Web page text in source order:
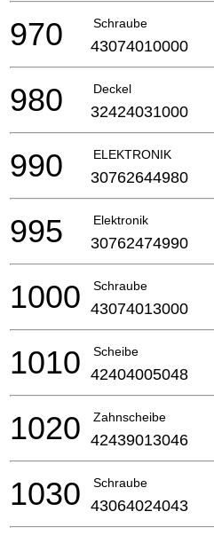
Schraube
970 43074010000
Deckel
980 32424031000
ELEKTRONIK
990 30762644980
Elektronik
995 30762474990
Schraube
1000 43074013000
Scheibe
1010 42404005048
Zahnscheibe
1020 42439013046
Schraube
1030 43064024043